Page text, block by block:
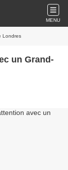
MENU
Londres
un Grand-